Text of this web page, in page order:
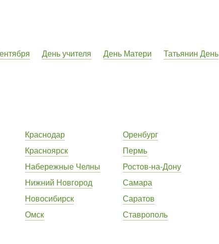
День учителя День Матери Татьянин День
Краснодар
Красноярск
Набережные Челны
Нижний Новгород
Новосибирск
Омск
Оренбург
Пермь
Ростов-на-Дону
Самара
Саратов
Ставрополь